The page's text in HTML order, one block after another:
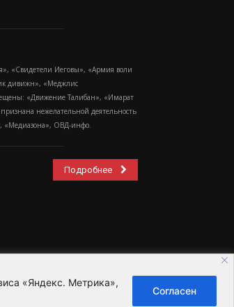
«Яндекс. Метрика»,
Согласен
«Свидетели Иеговы», «Армия воли
дивижн», «Меджлис
«Движение Талибан», «Имарат
нежелательной деятельность
«Медиазона», ОВД-инфо.
Подробнее